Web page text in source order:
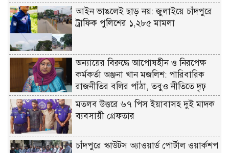
আইন ভাঙলেই ছাড় নয়: জুলাইয়ে চাঁদপুরে
ট্রাফিক পুলিশের ১,২৮৫ মামলা
অন্যায়ের বিরুদ্ধে আপোষহীন ও নিরপেক্ষ
কর্মকর্তা অঞ্জনা খান মজলিশ: পারিবারিক
রাজনীতির বলির পাঁঠা, তবুও নীতিতে দৃঢ়
মতলব উত্তরে ৬৭ পিস ইয়াবাসহ দুই মাদক
ব্যবসায়ী গ্রেফতার
চাঁদপুরে স্কাউটস অ্যাওয়ার্ড পোর্টাল ওয়ার্কশপ